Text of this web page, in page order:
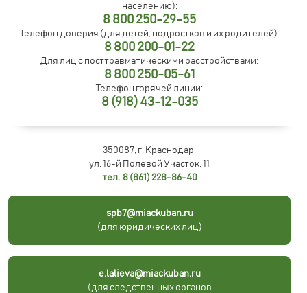
населению):
8 800 250-29-55
Телефон доверия (для детей, подростков и их родителей):
8 800 200-01-22
Для лиц с посттравматическими расстройствами:
8 800 250-05-61
Телефон горячей линии:
8 (918) 43-12-035
350087, г. Краснодар,
ул. 16-й Полевой Участок, 11
тел. 8 (861) 228-86-40
spb7@miackuban.ru
(для юридических лиц)
e.lalieva@miackuban.ru
(для следственных органов